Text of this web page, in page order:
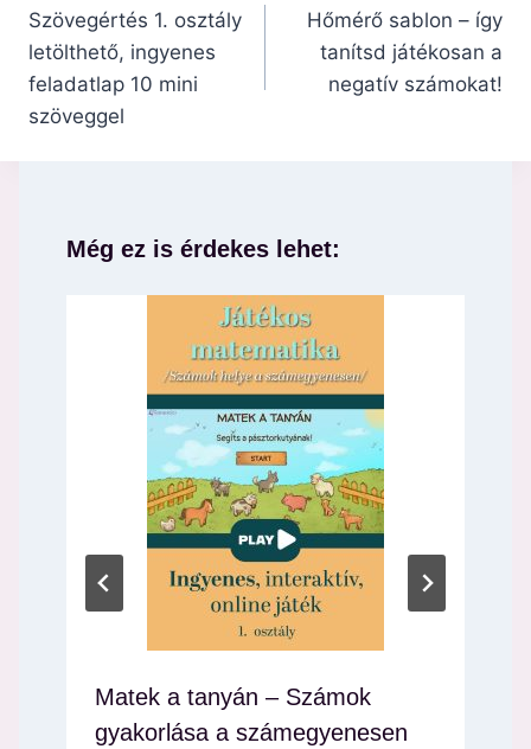
navigáció
Szövegértés 1. osztály
letölthető, ingyenes
feladatlap 10 mini
szöveggel
Hőmérő sablon – így
tanítsd játékosan a
negatív számokat!
Még ez is érdekes lehet:
Matek a tanyán – Számok
gyakorlása a számegyenesen